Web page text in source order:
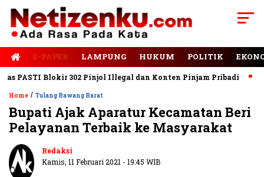
E-PAPER LAMPUNG HUKUM POLITIK
Blokir 302 Pinjol Illegal dan Konten Pinjam Pribadi
Home / Tulang Bawang Barat
Bupati Ajak Aparatur Kecamatan Beri
Pelayanan Terbaik ke Masyarakat
Redaksi
Kamis, 11 Februari 2021 - 19:45 WIB